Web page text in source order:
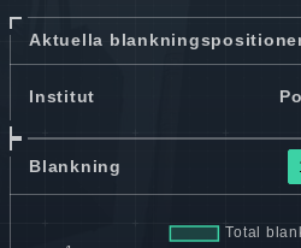
Aktuella
Institut
Blankning